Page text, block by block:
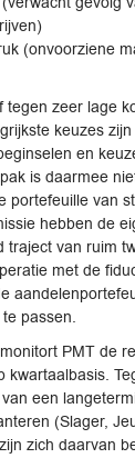
(onvoorziene
tegen zeer lage
keuzes
en
is daarmee
portefeuille van
hebben de
traject van ruim
met de
passen.
PMT de
kwartaalbasis.
een
(Slager,
zich daarvan